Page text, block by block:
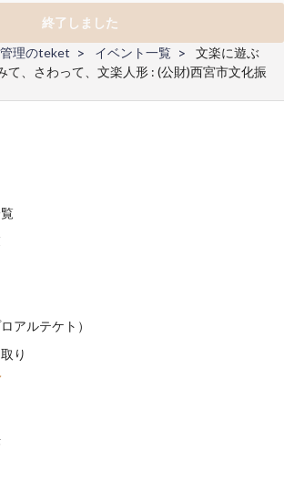
終了しました
理のteket
イベント一覧
文楽に遊ぶ
、さわって、文楽人形 : (公財)西宮市文化振
アルテケト）
り